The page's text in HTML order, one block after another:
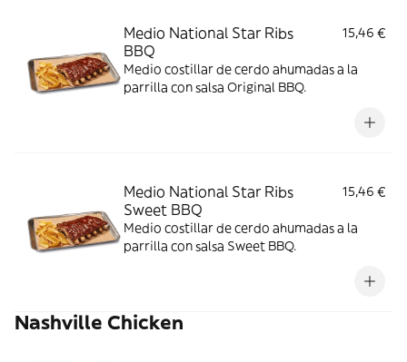
Medio National Star Ribs
BBQ
15,46 €
Medio costillar de cerdo ahumadas a la
parrilla con salsa Original BBQ.
Medio National Star Ribs
Sweet BBQ
15,46 €
Medio costillar de cerdo ahumadas a la
parrilla con salsa Sweet BBQ.
Nashville Chicken